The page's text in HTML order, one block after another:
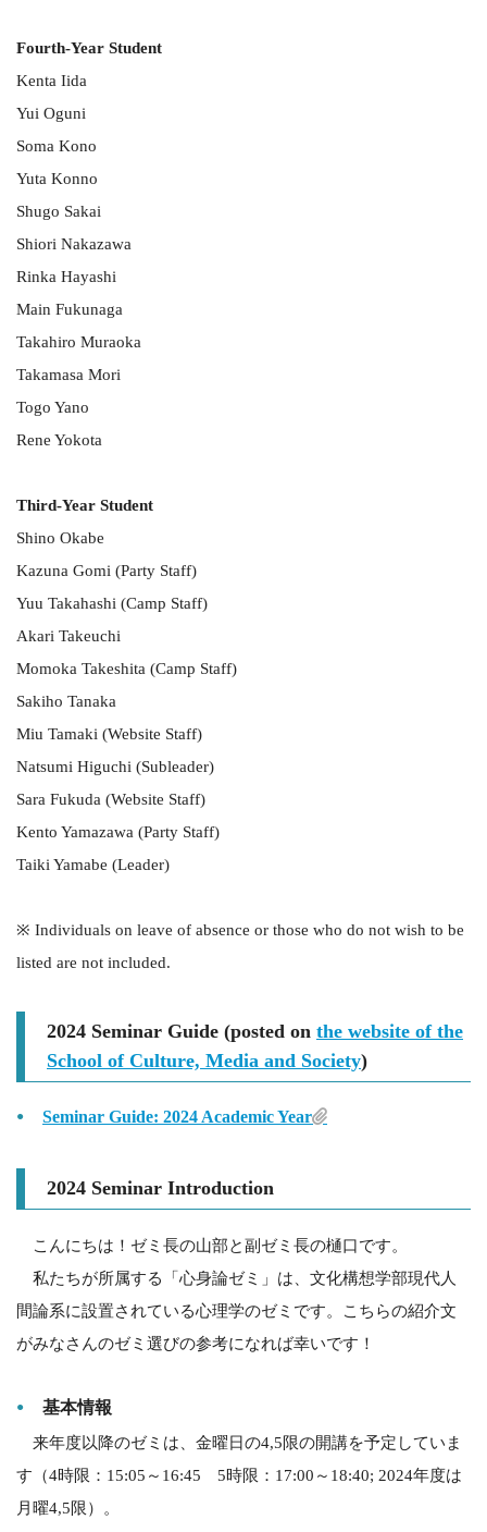
Fourth-Year Student
Kenta Iida
Yui Oguni
Soma Kono
Yuta Konno
Shugo Sakai
Shiori Nakazawa
Rinka Hayashi
Main Fukunaga
Takahiro Muraoka
Takamasa Mori
Togo Yano
Rene Yokota
Third-Year Student
Shino Okabe
Kazuna Gomi (Party Staff)
Yuu Takahashi (Camp Staff)
Akari Takeuchi
Momoka Takeshita (Camp Staff)
Sakiho Tanaka
Miu Tamaki (Website Staff)
Natsumi Higuchi (Subleader)
Sara Fukuda (Website Staff)
Kento Yamazawa (Party Staff)
Taiki Yamabe (Leader)
※ Individuals on leave of absence or those who do not wish to be
listed are not included.
2024 Seminar Guide (posted on the website of the
School of Culture, Media and Society)
Seminar Guide: 2024 Academic Year
2024 Seminar Introduction
こんにちは！ゼミ長の山部と副ゼミ長の樋口です。
私たちが所属する「心身論ゼミ」は、文化構想学部現代人
間論系に設置されている心理学のゼミです。こちらの紹介文
がみなさんのゼミ選びの参考になれば幸いです！
基本情報
来年度以降のゼミは、金曜日の4,5限の開講を予定していま
す（4時限：15:05～16:45 5時限：17:00～18:40; 2024年度は
月曜4,5限）。